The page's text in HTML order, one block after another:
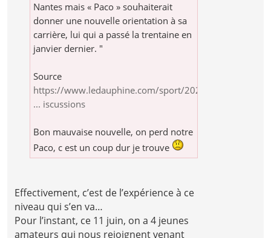
Nantes mais « Paco » souhaiterait
donner une nouvelle orientation à sa
carrière, lui qui a passé la trentaine en
janvier dernier. "
Source
https://www.ledauphine.com/sport/2026/0
... iscussions
Bon mauvaise nouvelle, on perd notre
Paco, c est un coup dur je trouve
Effectivement, c’est de l’expérience à ce
niveau qui s’en va…
Pour l’instant, ce 11 juin, on a 4 jeunes
amateurs qui nous rejoignent venant